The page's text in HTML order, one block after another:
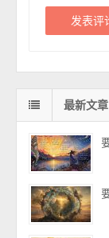
最新文章